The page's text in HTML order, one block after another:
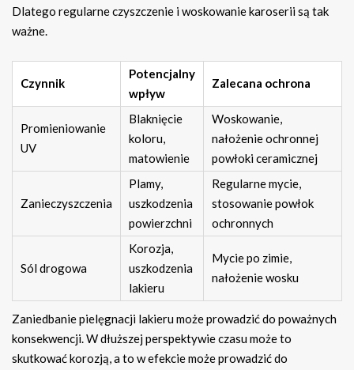
Dlatego regularne czyszczenie i woskowanie karoserii są tak
ważne.
Czynnik
Potencjalny
wpływ
Zalecana ochrona
Promieniowanie
UV
Blaknięcie
koloru,
matowienie
Woskowanie,
nałożenie ochronnej
powłoki ceramicznej
Zanieczyszczenia
Plamy,
uszkodzenia
powierzchni
Regularne mycie,
stosowanie powłok
ochronnych
Sól drogowa
Korozja,
uszkodzenia
lakieru
Mycie po zimie,
nałożenie wosku
Zaniedbanie pielęgnacji lakieru może prowadzić do poważnych
konsekwencji. W dłuższej perspektywie czasu może to
skutkować korozją, a to w efekcie może prowadzić do